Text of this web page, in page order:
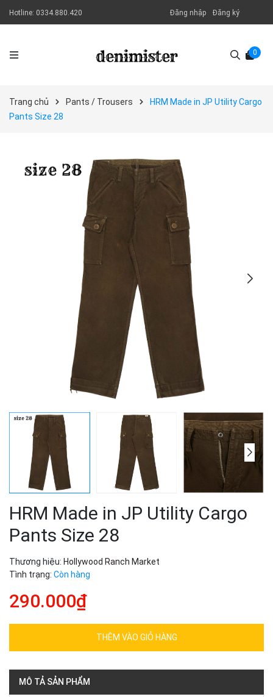
Hotline: 0334.880.420 Đăng nhập Đăng ký
0
Trang chủ Pants / Trousers
HRM Made in JP Utility Cargo
Pants Size 28
HRM Made in JP Utility Cargo
Pants Size 28
Thương hiệu: Hollywood Ranch Market
Tình trạng: Còn hàng
290.000₫
THÊM VÀO GIỎ HÀNG
MÔ TẢ SẢN PHẨM